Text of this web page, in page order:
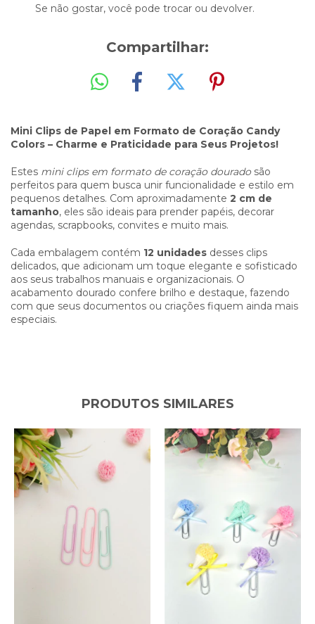
Se não gostar, você pode trocar ou devolver.
Compartilhar:
Mini Clips de Papel em Formato de Coração Candy
Colors – Charme e Praticidade para Seus Projetos!
Estes mini clips em formato de coração douradosão
perfeitos para quem busca unir funcionalidade e estilo em
pequenos detalhes. Com aproximadamente 2 cm de
tamanho, eles são ideais para prender papéis, decorar
agendas, scrapbooks, convites e muito mais.
Cada embalagem contém 12 unidades desses clips
delicados, que adicionam um toque elegante e sofisticado
aos seus trabalhos manuais e organizacionais. O
acabamento dourado confere brilho e destaque, fazendo
com que seus documentos ou criações fiquem ainda mais
especiais.
PRODUTOS SIMILARES